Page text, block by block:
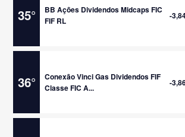
35°
BB Ações Dividendos Midcaps FIC
FIF RL
-
36°
Conexão Vinci Gas Dividendos FIF
Classe FIC A...
-